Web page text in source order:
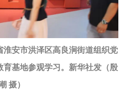
淮安市洪泽区高良涧街道组织党
育基地参观学习。新华社发（殷
摄）